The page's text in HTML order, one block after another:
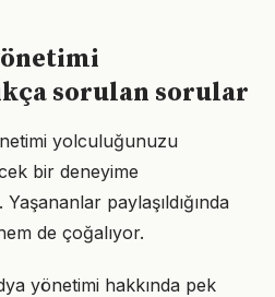
sorulan sorular
yolculuğunuzu
bir deneyime
paylaşıldığında
de çoğalıyor.
yönetimi hakkında pek